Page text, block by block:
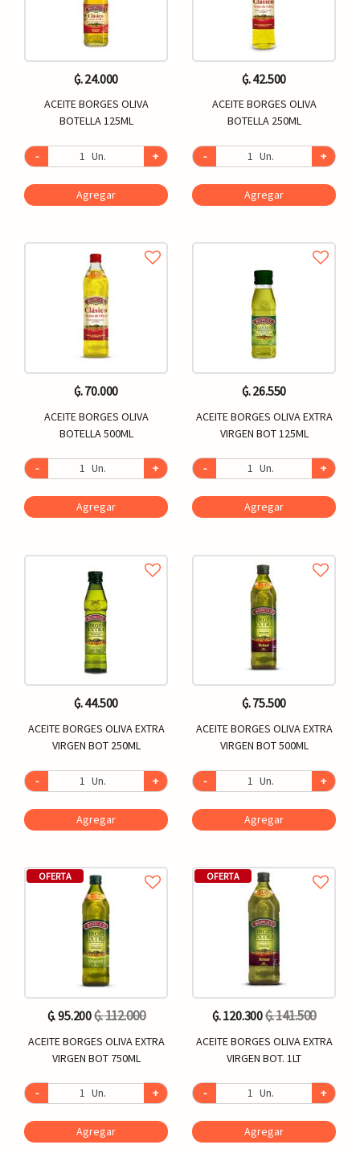
₲. 24.000
ACEITE BORGES OLIVA
BOTELLA 125ML
- Un. +
Agregar
₲. 42.500
ACEITE BORGES OLIVA
BOTELLA 250ML
- Un. +
Agregar
₲. 70.000
ACEITE BORGES OLIVA
BOTELLA 500ML
- Un. +
Agregar
₲. 26.550
ACEITE BORGES OLIVA EXTRA
VIRGEN BOT 125ML
- Un. +
Agregar
₲. 44.500
ACEITE BORGES OLIVA EXTRA
VIRGEN BOT 250ML
- Un. +
Agregar
₲. 75.500
ACEITE BORGES OLIVA EXTRA
VIRGEN BOT 500ML
- Un. +
Agregar
OFERTA
₲. 95.200₲. 112.000
ACEITE BORGES OLIVA EXTRA
VIRGEN BOT 750ML
- Un. +
Agregar
OFERTA
₲. 120.300₲. 141.500
ACEITE BORGES OLIVA EXTRA
VIRGEN BOT. 1LT
- Un. +
Agregar